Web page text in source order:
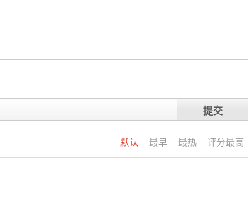
提交
默认 最早 最热 评分最高